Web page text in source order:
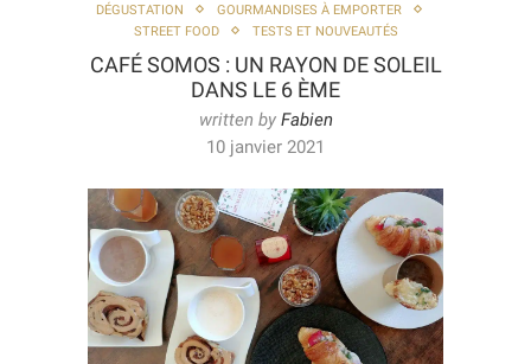
DÉGUSTATION
GOURMANDISES À EMPORTER
STREET FOOD
TESTS ET NOUVEAUTÉS
CAFÉ SOMOS : UN RAYON DE SOLEIL
DANS LE 6 ÈME
written by Fabien
10 janvier 2021